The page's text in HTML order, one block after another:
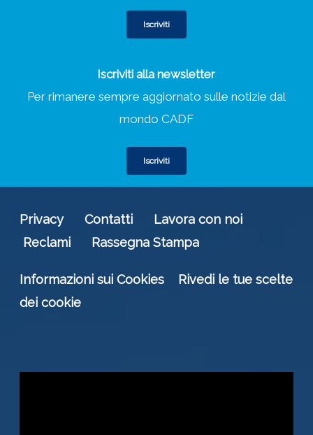
Iscriviti
Iscriviti alla newsletter
Per rimanere sempre aggiornato sulle notizie dal
mondo CADF
Iscriviti
Privacy Contatti
Lavora con noi
Reclami
Rassegna Stampa
Informazioni sui Cookies
Rivedi le tue scelte
dei cookie